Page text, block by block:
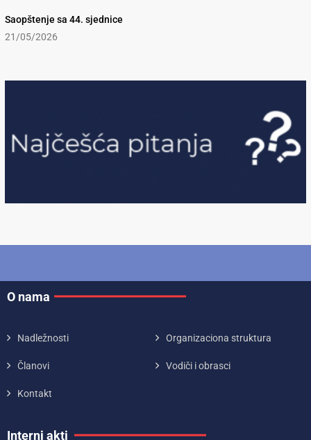
Saopštenje sa 44. sjednice
21/05/2026
O nama
Nadležnosti Organizaciona struktura
Članovi Vodiči i obrasci
Kontakt
Interni akti